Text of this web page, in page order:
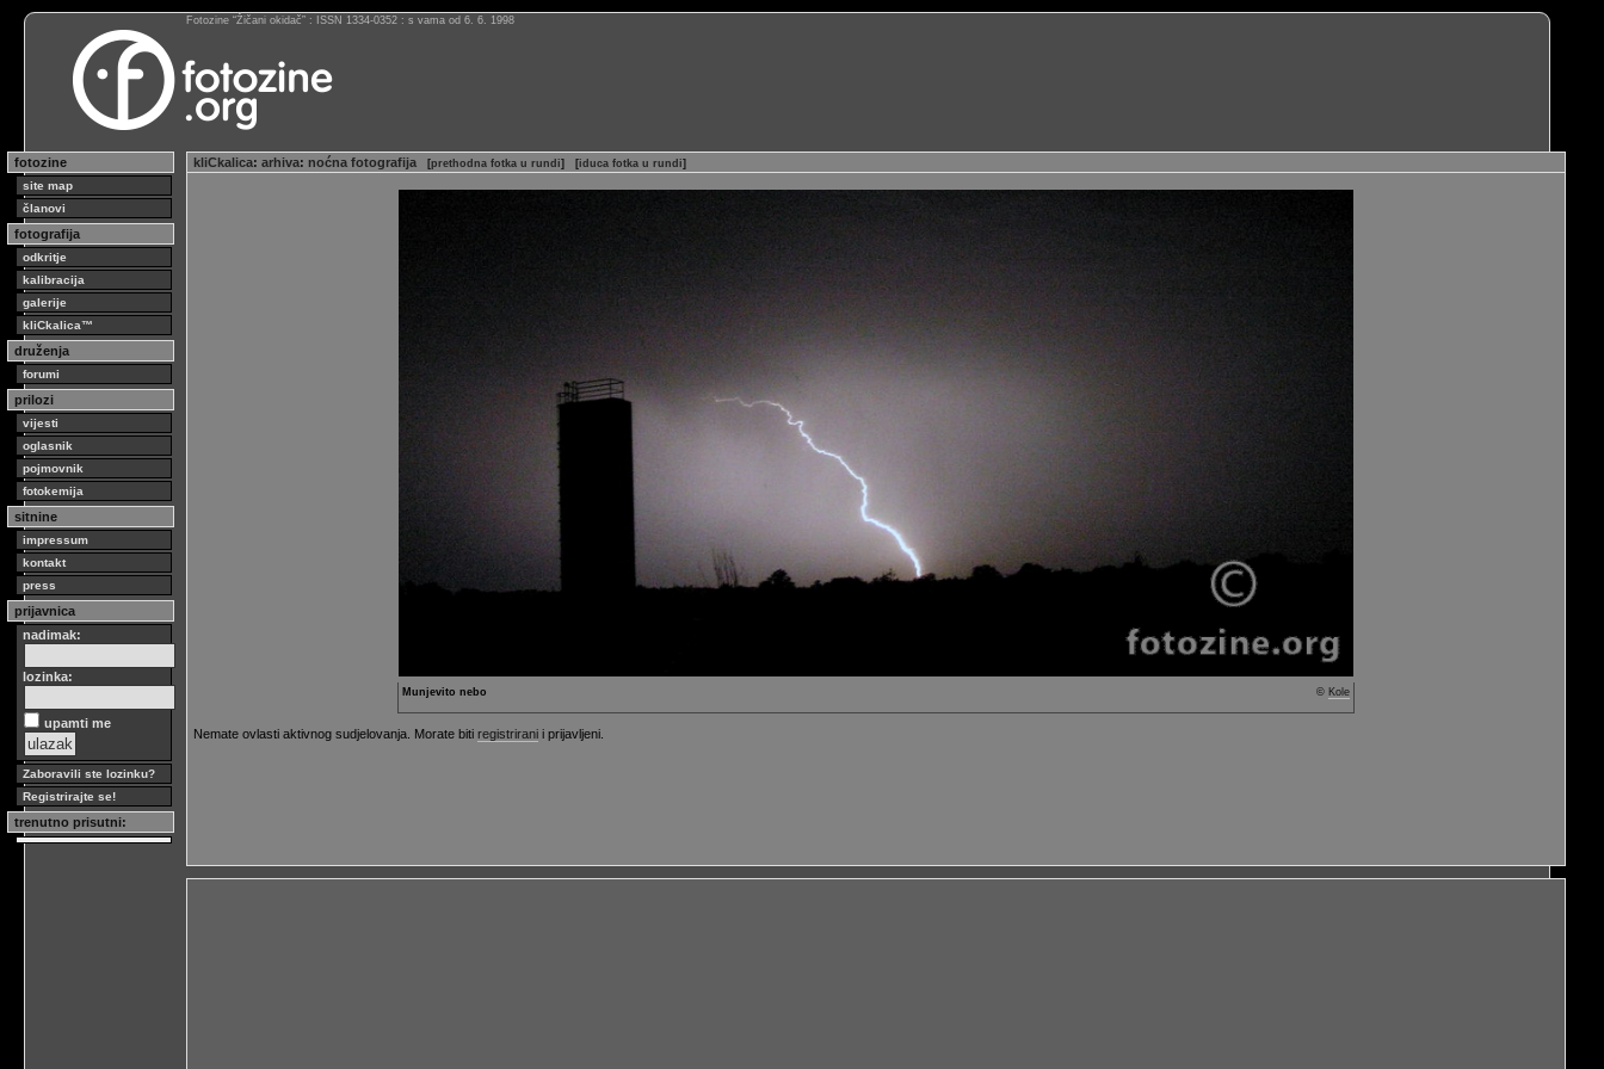
Fotozine “Žičani okidač” : ISSN 1334-0352 : s vama od 6. 6. 1998
fotozine
site map
članovi
fotografija
odkritje
kalibracija
galerije
kliCkalica™
druženja
forumi
prilozi
vijesti
oglasnik
pojmovnik
fotokemija
sitnine
impressum
kontakt
press
prijavnica
nadimak:
lozinka:
upamti me
Zaboravili ste lozinku?
Registrirajte se!
trenutno prisutni:
kliCkalica: arhiva: noćna fotografija [prethodna fotka u rundi] [iduca fotka u rundi]
© Kole
Munjevito nebo
Nemate ovlasti aktivnog sudjelovanja. Morate biti registrirani i prijavljeni.